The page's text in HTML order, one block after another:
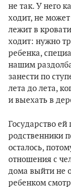
не так. У него
ходит, не
лежит в
ходит: нужно
ребенка,
нашим
занести по
лета до лета,
и выехать в
Государство ей
родственники
осталось,
отношения с
дома выйти не
ребенком